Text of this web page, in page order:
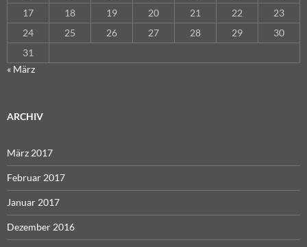
17
18 19 20 21 22
23
24
25 26 27 28 29
30
31
« März
ARCHIV
März 2017
Februar 2017
Januar 2017
Dezember 2016